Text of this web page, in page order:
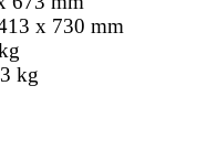
x 730 mm
kg